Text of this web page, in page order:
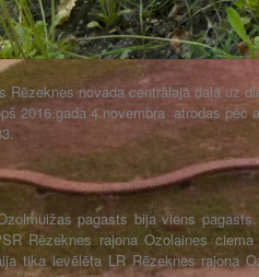
Rēzeknes novada centrālajā daļā uz
2016.gada 4.novembra atrodas pēc
pagasts bija viens
Rēzeknes rajona Ozolaines
tika ievēlēta LR Rēzeknes rajona